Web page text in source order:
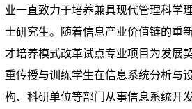
业一直致力于培养兼具现代管理科学
士研究生。随着信息产业价值链的重
才培养模式改革试点专业项目为发展
重传授与训练学生在信息系统分析与
构、科研单位等部门从事信息系统开